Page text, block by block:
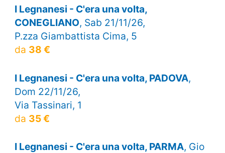
I Legnanesi - C'era una volta,
CONEGLIANO, Sab 21/11/26,
P.zza Giambattista Cima, 5
da 38 €
I Legnanesi - C'era una volta, PADOVA,
Dom 22/11/26,
Via Tassinari, 1
da 35 €
I Legnanesi - C'era una volta, PARMA, Gio